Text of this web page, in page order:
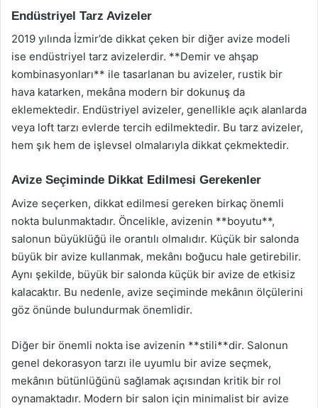
Endüstriyel Tarz Avizeler
2019 yılında İzmir’de dikkat çeken bir diğer avize modeli
ise endüstriyel tarz avizelerdir. **Demir ve ahşap
kombinasyonları** ile tasarlanan bu avizeler, rustik bir
hava katarken, mekâna modern bir dokunuş da
eklemektedir. Endüstriyel avizeler, genellikle açık alanlarda
veya loft tarzı evlerde tercih edilmektedir. Bu tarz avizeler,
hem şık hem de işlevsel olmalarıyla dikkat çekmektedir.
Avize Seçiminde Dikkat Edilmesi Gerekenler
Avize seçerken, dikkat edilmesi gereken birkaç önemli
nokta bulunmaktadır. Öncelikle, avizenin **boyutu**,
salonun büyüklüğü ile orantılı olmalıdır. Küçük bir salonda
büyük bir avize kullanmak, mekânı boğucu hale getirebilir.
Aynı şekilde, büyük bir salonda küçük bir avize de etkisiz
kalacaktır. Bu nedenle, avize seçiminde mekânın ölçülerini
göz önünde bulundurmak önemlidir.
Diğer bir önemli nokta ise avizenin **stili**dir. Salonun
genel dekorasyon tarzı ile uyumlu bir avize seçmek,
mekânın bütünlüğünü sağlamak açısından kritik bir rol
oynamaktadır. Modern bir salon için minimalist bir avize